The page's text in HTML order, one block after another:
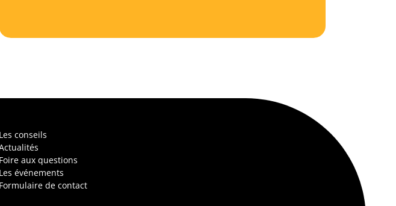
Les conseils
Foire aux questions
Les événements
Formulaire de contact